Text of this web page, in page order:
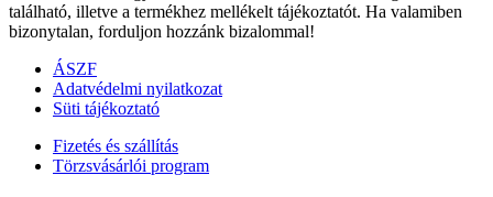
található, illetve a termékhez mellékelt tájékoztatót. Ha valamiben
bizonytalan, forduljon hozzánk bizalommal!
ÁSZF
Adatvédelmi nyilatkozat
Süti tájékoztató
Fizetés és szállítás
Törzsvásárlói program